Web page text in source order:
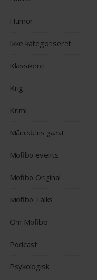
Humor
Ikke kategoriseret
Klassikere
Krig
Krimi
Månedens gæst
Mofibo events
Mofibo Original
Mofibo Talks
Om Mofibo
Podcast
Psykologisk